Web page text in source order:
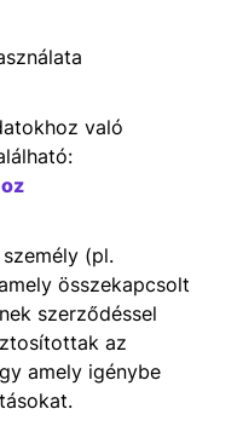
való
(pl.
összekapcsolt
szerződéssel
az
amely igénybe